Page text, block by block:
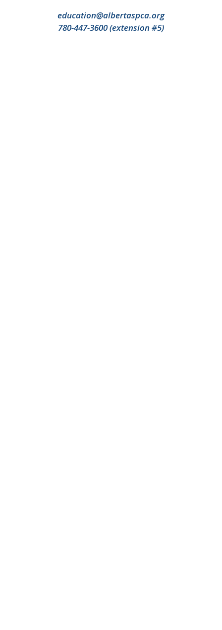
education@albertaspca.org
780-447-3600 (extension #5)